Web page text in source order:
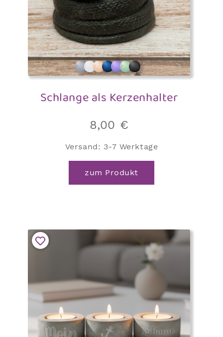
Schlange als Kerzenhalter
8,00 €
Versand: 3-7 Werktage
zum Produkt